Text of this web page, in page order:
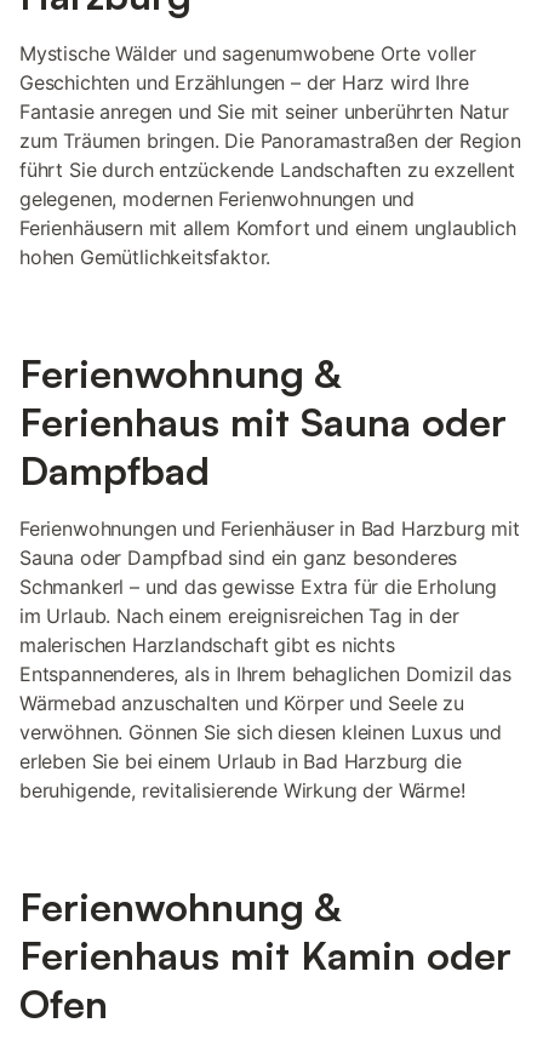
Mystische Wälder und sagenumwobene Orte voller
Geschichten und Erzählungen – der Harz wird Ihre
Fantasie anregen und Sie mit seiner unberührten Natur
zum Träumen bringen. Die Panoramastraßen der Region
führt Sie durch entzückende Landschaften zu exzellent
gelegenen, modernen Ferienwohnungen und
Ferienhäusern mit allem Komfort und einem unglaublich
hohen Gemütlichkeitsfaktor.
Ferienwohnung &
Ferienhaus mit Sauna oder
Dampfbad
Ferienwohnungen und Ferienhäuser in Bad Harzburg mit
Sauna oder Dampfbad sind ein ganz besonderes
Schmankerl – und das gewisse Extra für die Erholung
im Urlaub. Nach einem ereignisreichen Tag in der
malerischen Harzlandschaft gibt es nichts
Entspannenderes, als in Ihrem behaglichen Domizil das
Wärmebad anzuschalten und Körper und Seele zu
verwöhnen. Gönnen Sie sich diesen kleinen Luxus und
erleben Sie bei einem Urlaub in Bad Harzburg die
beruhigende, revitalisierende Wirkung der Wärme!
Ferienwohnung &
Ferienhaus mit Kamin oder
Ofen